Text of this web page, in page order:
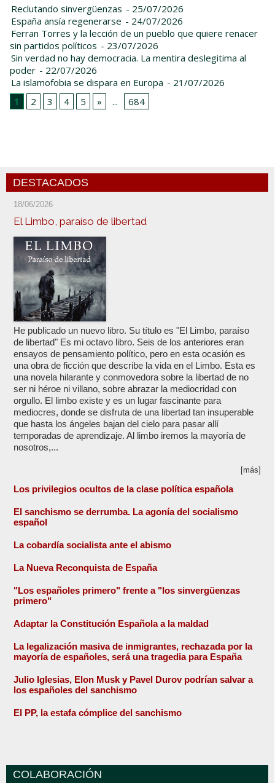
Reclutando sinvergüenzas - 25/07/2026
España ansía regenerarse - 24/07/2026
Ferran Torres y la lección de un pueblo que quiere renacer
sin partidos políticos - 23/07/2026
Sin verdad no hay democracia. La mentira deslegitima al
poder - 22/07/2026
La islamofobia se dispara en Europa - 21/07/2026
1
2 3 4 5 » ... 684
DESTACADOS
18/06/2026
El Limbo, paraíso de libertad
He publicado un nuevo libro. Su título es "El Limbo, paraíso
de libertad" Es mi octavo libro. Seis de los anteriores eran
ensayos de pensamiento político, pero en esta ocasión es
una obra de ficción que describe la vida en el Limbo. Esta es
una novela hilarante y conmovedora sobre la libertad de no
ser ni héroe ni villano, sobre abrazar la mediocridad con
orgullo. El limbo existe y es un lugar fascinante para
mediocres, donde se disfruta de una libertad tan insuperable
que hasta los ángeles bajan del cielo para pasar allí
temporadas de aprendizaje. Al limbo iremos la mayoría de
nosotros,...
[más]
Los privilegios ocultos de la clase política española
El sanchismo se derrumba. La agonía del socialismo
español
La cobardía socialista ante el abismo
La Nueva Reconquista de España
"Los españoles primero" frente a "los sinvergüenzas
primero"
Adaptar la Constitución Española a la maldad
La legalización masiva de inmigrantes, rechazada por la
mayoría de españoles, será una tragedia para España
Julio Iglesias, Elon Musk y Pavel Durov podrían salvar a
los españoles del sanchismo
El PP, la estafa cómplice del sanchismo
COLABORACIÓN